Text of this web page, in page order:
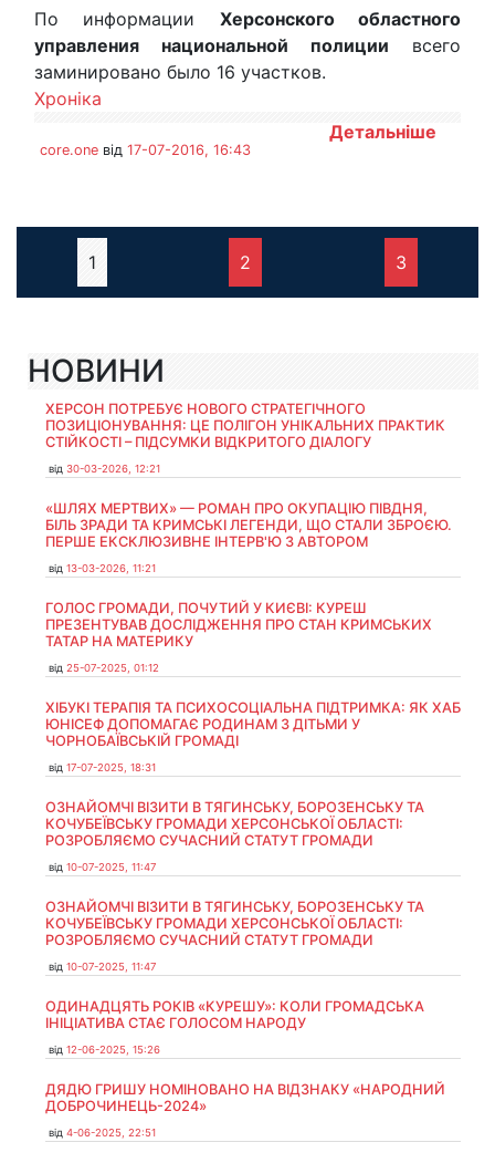
По информации Херсонского областного
управления национальной полиции всего
заминировано было 16 участков.
Хроніка
Детальніше
core.one від 17-07-2016, 16:43
1 2 3
НОВИНИ
ХЕРСОН ПОТРЕБУЄ НОВОГО СТРАТЕГІЧНОГО
ПОЗИЦІОНУВАННЯ: ЦЕ ПОЛІГОН УНІКАЛЬНИХ ПРАКТИК
СТІЙКОСТІ – ПІДСУМКИ ВІДКРИТОГО ДІАЛОГУ
від 30-03-2026, 12:21
«ШЛЯХ МЕРТВИХ» — РОМАН ПРО ОКУПАЦІЮ ПІВДНЯ,
БІЛЬ ЗРАДИ ТА КРИМСЬКІ ЛЕГЕНДИ, ЩО СТАЛИ ЗБРОЄЮ.
ПЕРШЕ ЕКСКЛЮЗИВНЕ ІНТЕРВ'Ю З АВТОРОМ
від 13-03-2026, 11:21
ГОЛОС ГРОМАДИ, ПОЧУТИЙ У КИЄВІ: КУРЕШ
ПРЕЗЕНТУВАВ ДОСЛІДЖЕННЯ ПРО СТАН КРИМСЬКИХ
ТАТАР НА МАТЕРИКУ
від 25-07-2025, 01:12
ХІБУКІ ТЕРАПІЯ ТА ПСИХОСОЦІАЛЬНА ПІДТРИМКА: ЯК ХАБ
ЮНІСЕФ ДОПОМАГАЄ РОДИНАМ З ДІТЬМИ У
ЧОРНОБАЇВСЬКІЙ ГРОМАДІ
від 17-07-2025, 18:31
ОЗНАЙОМЧІ ВІЗИТИ В ТЯГИНСЬКУ, БОРОЗЕНСЬКУ ТА
КОЧУБЕЇВСЬКУ ГРОМАДИ ХЕРСОНСЬКОЇ ОБЛАСТІ:
РОЗРОБЛЯЄМО СУЧАСНИЙ СТАТУТ ГРОМАДИ
від 10-07-2025, 11:47
ОЗНАЙОМЧІ ВІЗИТИ В ТЯГИНСЬКУ, БОРОЗЕНСЬКУ ТА
КОЧУБЕЇВСЬКУ ГРОМАДИ ХЕРСОНСЬКОЇ ОБЛАСТІ:
РОЗРОБЛЯЄМО СУЧАСНИЙ СТАТУТ ГРОМАДИ
від 10-07-2025, 11:47
ОДИНАДЦЯТЬ РОКІВ «КУРЕШУ»: КОЛИ ГРОМАДСЬКА
ІНІЦІАТИВА СТАЄ ГОЛОСОМ НАРОДУ
від 12-06-2025, 15:26
ДЯДЮ ГРИШУ НОМІНОВАНО НА ВІДЗНАКУ «НАРОДНИЙ
ДОБРОЧИНЕЦЬ-2024»
від 4-06-2025, 22:51